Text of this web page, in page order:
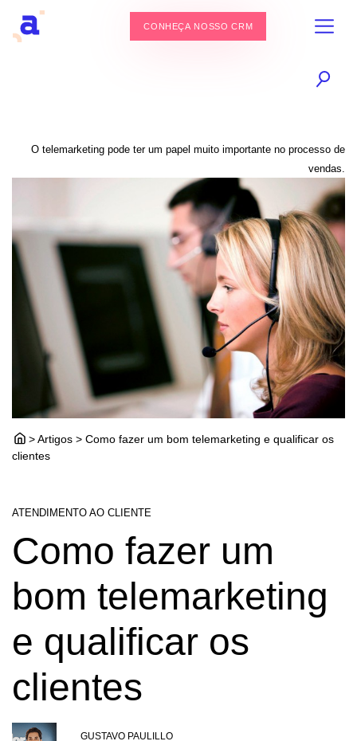
CONHEÇA NOSSO CRM
> Artigos > Como fazer um bom telemarketing e qualificar os
clientes
ATENDIMENTO AO CLIENTE
Como fazer um
bom telemarketing
e qualificar os
clientes
GUSTAVO PAULILLO
O telemarketing pode ter um papel muito importante no processo de
vendas.